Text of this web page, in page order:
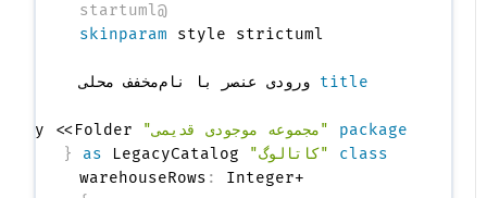
skinparam
style strictuml
title ورودی عنصر با نام‌مخفف محلی
package "مجموعه موجودی قدیمی"
<<Folder>>
class "کاتالوگ" as LegacyCatalog
{
:
Integer